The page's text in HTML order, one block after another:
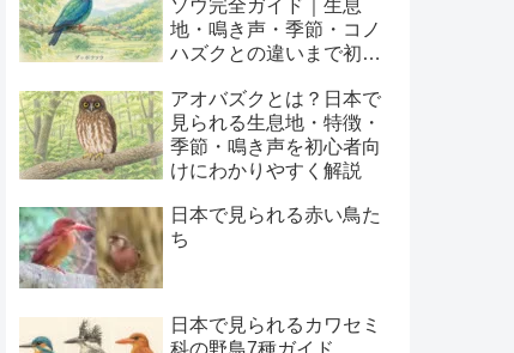
ソウ完全ガイド｜生息
地・鳴き声・季節・コノ
ハズクとの違いまで初心
アオバズクとは？日本で
見られる生息地・特徴・
季節・鳴き声を初心者向
けにわかりやすく解説
日本で見られる赤い鳥た
ち
日本で見られるカワセミ
科の野鳥7種ガイド